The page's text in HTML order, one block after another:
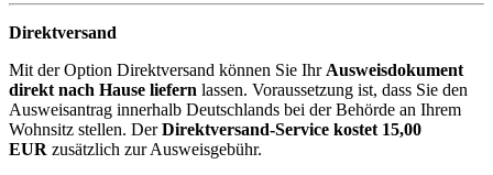
Direktversand
Mit der Option Direktversand können Sie Ihr Ausweisdokument
direkt nach Hause liefern lassen. Voraussetzung ist, dass Sie den
Ausweisantrag innerhalb Deutschlands bei der Behörde an Ihrem
Wohnsitz stellen. DerDirektversand-Service kostet 15,00
EUR zusätzlich zur Ausweisgebühr.